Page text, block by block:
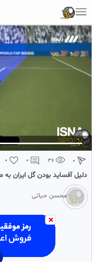
تبلیغ 1 از 2
0 0 36 0
دلیل آفساید بودن گل ایران به
دلیل آفساید گل ایران به مصر
آفساید گل شجاع به مصر
محسن حیاتی